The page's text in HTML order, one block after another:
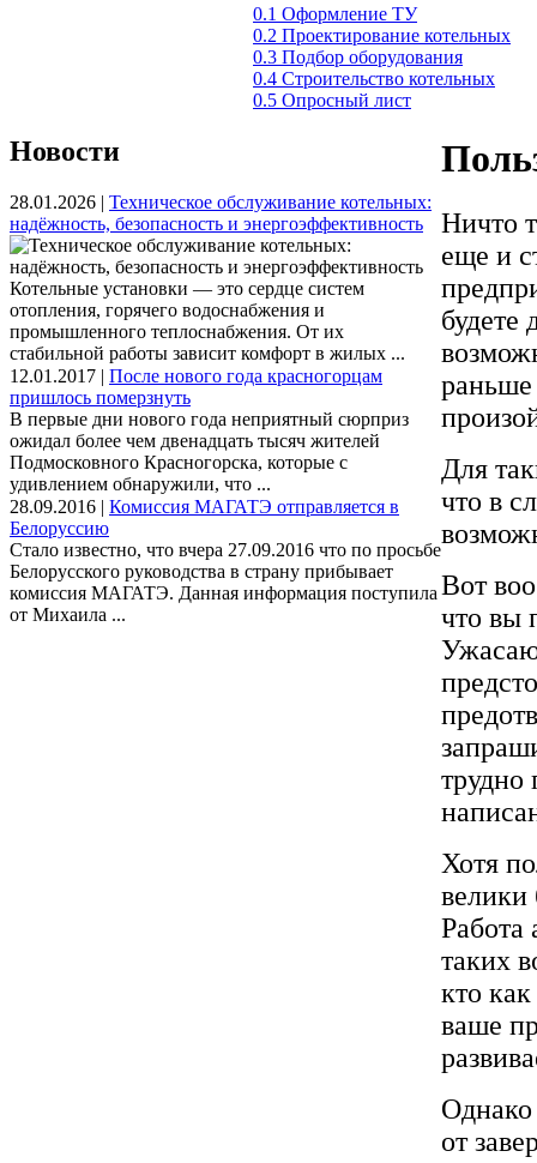
0.1 Оформление ТУ
0.2 Проектирование котельных
0.3 Подбор оборудования
0.4 Строительство котельных
0.5 Опросный лист
Новости
28.01.2026 | Техническое обслуживание котельных:
надёжность, безопасность и энергоэффективность
Котельные установки — это сердце систем
отопления, горячего водоснабжения и
промышленного теплоснабжения. От их
стабильной работы зависит комфорт в жилых ...
12.01.2017 | После нового года красногорцам
пришлось померзнуть
В первые дни нового года неприятный сюрприз
ожидал более чем двенадцать тысяч жителей
Подмосковного Красногорска, которые с
удивлением обнаружили, что ...
28.09.2016 | Комиссия МАГАТЭ отправляется в
Белоруссию
Стало известно, что вчера 27.09.2016 что по просьбе
Белорусского руководства в страну прибывает
комиссия МАГАТЭ. Данная информация поступила
от Михаила ...
Ничто
еще и
будете
раньше
Для
что в
Вот
что вы
трудно
Хотя
велики
Работа
таких
кто
ваше
Однако
от